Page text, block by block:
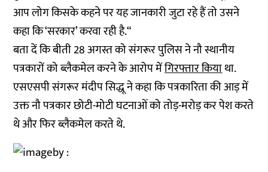
आप लोग किसके कहने पर यह जानकारी जुटा रहे हैं तो उसने
कहा कि ‘सरकार’ करवा रही है.“
बता दें कि बीती 28 अगस्त को संगरूर पुलिस ने नौ स्थानीय
पत्रकारों को ब्लैकमेल करने के आरोप मेंगिरफ्तार कियाथा.
एसएसपी संगरूर मंदीप सिद्धू ने कहा कि पत्रकारिता की आड़ में
उक्त नौ पत्रकार छोटी-मोटी घटनाओं को तोड़-मरोड़ कर पेश करते
थे और फिर ब्लैकमेल करते थे.